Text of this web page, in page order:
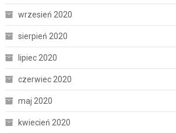
wrzesień 2020
sierpień 2020
lipiec 2020
czerwiec 2020
maj 2020
kwiecień 2020